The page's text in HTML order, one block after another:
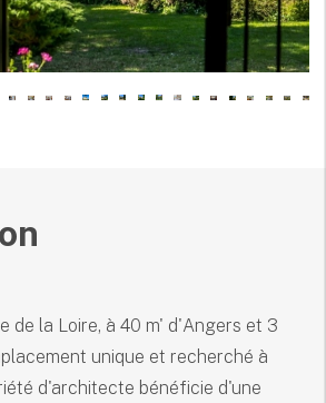
de la Loire, à 40 m' d'Angers et 3
unique et recherché à
d'architecte bénéficie d'une